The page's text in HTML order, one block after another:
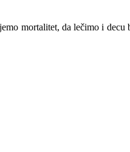
mortalitet, da lečimo i decu